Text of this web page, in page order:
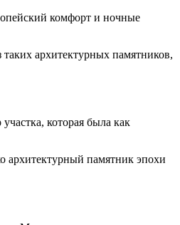
комфорт и ночные
архитектурных памятников,
которая была как
архитектурный памятник эпохи